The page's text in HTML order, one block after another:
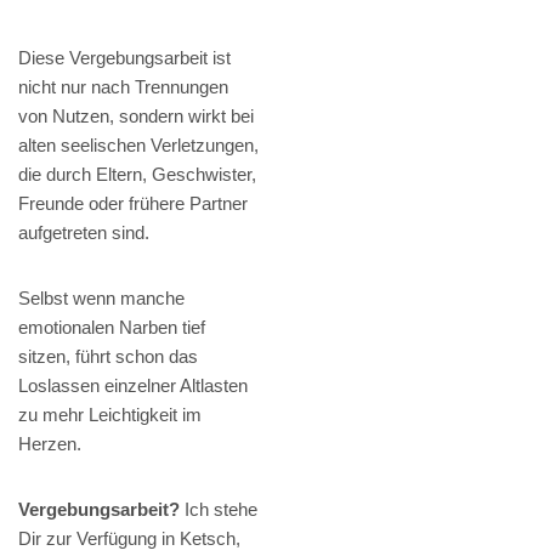
Diese Vergebungsarbeit ist
nicht nur nach Trennungen
von Nutzen, sondern wirkt bei
alten seelischen Verletzungen,
die durch Eltern, Geschwister,
Freunde oder frühere Partner
aufgetreten sind.
Selbst wenn manche
emotionalen Narben tief
sitzen, führt schon das
Loslassen einzelner Altlasten
zu mehr Leichtigkeit im
Herzen.
Vergebungsarbeit? Ich stehe
Dir zur Verfügung in Ketsch,